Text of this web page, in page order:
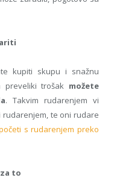
kupiti skupu i snažnu
trošak možete
. Takvim rudarenjem vi
te oni rudare
s rudarenjem preko
to